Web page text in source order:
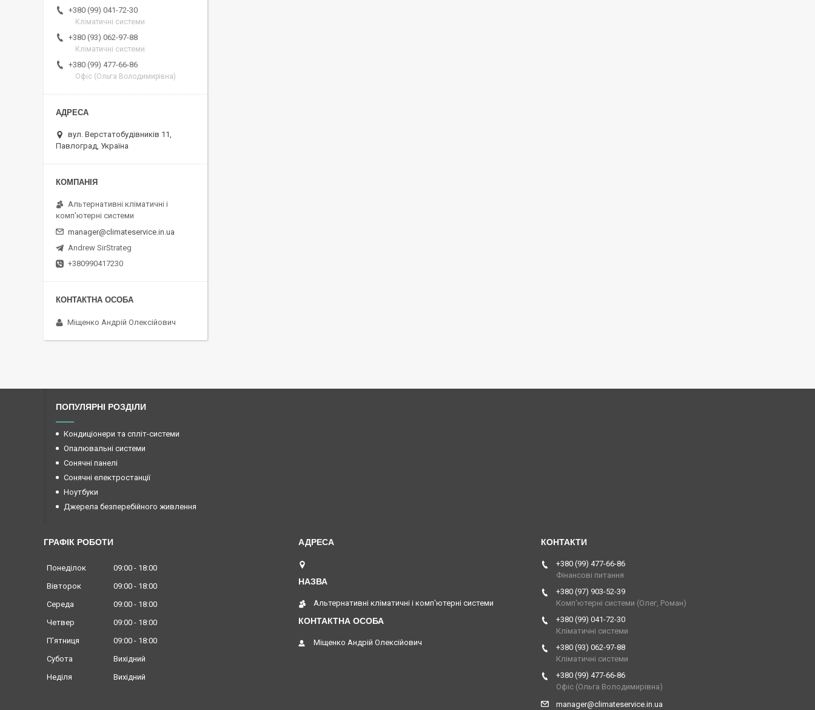
+380 (99) 041-72-30
Кліматичні системи
+380 (93) 062-97-88
Кліматичні системи
+380 (99) 477-66-86
Офіс (Ольга Володимирівна)
вул. Верстатобудівників 11,
Павлоград, Україна
Альтернативні кліматичні і
комп'ютерні системи
manager@climateservice.in.ua
Andrew SirStrateg
+380990417230
Міщенко Андрій Олексійович
ПОПУЛЯРНІ РОЗДІЛИ
Кондиціонери та спліт-системи
Опалювальні системи
Сонячні панелі
Сонячні електростанції
Ноутбуки
Джерела безперебійного живлення
ГРАФІК РОБОТИ
Понеділок 09:00
18:00
Вівторок
09:00
18:00
Середа
09:00
18:00
Четвер
09:00
18:00
Пʼятниця
09:00
18:00
Субота
Вихідний
Неділя
Вихідний
Альтернативні кліматичні і комп'ютерні системи
Міщенко Андрій Олексійович
+380 (99) 477-66-86
Фінансові питання
+380 (97) 903-52-39
Комп'ютерні системи (Олег, Роман)
+380 (99) 041-72-30
Кліматичні системи
+380 (93) 062-97-88
Кліматичні системи
+380 (99) 477-66-86
Офіс (Ольга Володимирівна)
manager@climateservice.in.ua